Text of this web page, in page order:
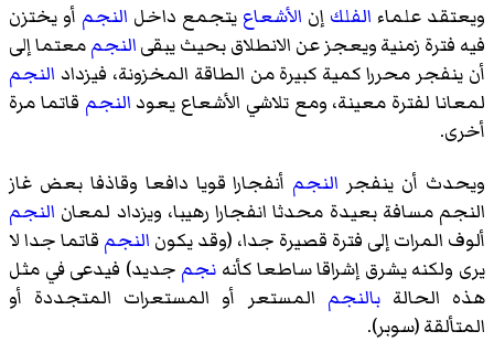
ويعتقد علماء الفلك إن الأشعاع يتجمع داخل النجم أو يختزن
فيه فترة زمنية ويعجز عن الانطلاق بحيث يبقىالنجممعتما إلى
أن ينفجر محررا كمية كبيرة من الطاقة المخزونة، فيزداد النجم
لمعانا لفترة معينة، ومع تلاشي الأشعاع يعودالنجم قاتما مرة
أخرى.
ويحدث أن ينفجر النجم أنفجارا قويا دافعا وقاذفا بعض غاز
النجم مسافة بعيدة محدثا انفجارا رهيبا، ويزداد لمعان النجم
ألوف المرات إلى فترة قصيرة جدا، (وقد يكون النجم قاتما جدا لا
يرى ولكنه يشرق إشراقا ساطعا كأنه نجم جديد) فيدعى في مثل
هذه الحالةبالنجم المستعر أو المستعرات المتجددة أو
المتألقة (سوبر).